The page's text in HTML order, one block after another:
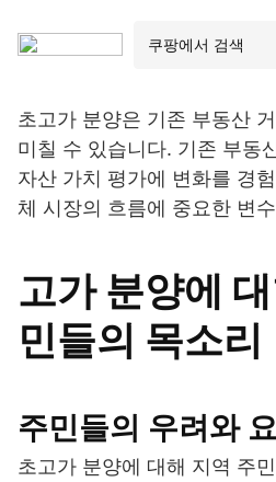
초고가 분양은 기존 부동산
미칠 수 있습니다. 기존 부동
자산 가치 평가에 변화를 경
체 시장의 흐름에 중요한 변
고가 분양에
민들의 목소리
주민들의 우려와
초고가 분양에 대해 지역 주